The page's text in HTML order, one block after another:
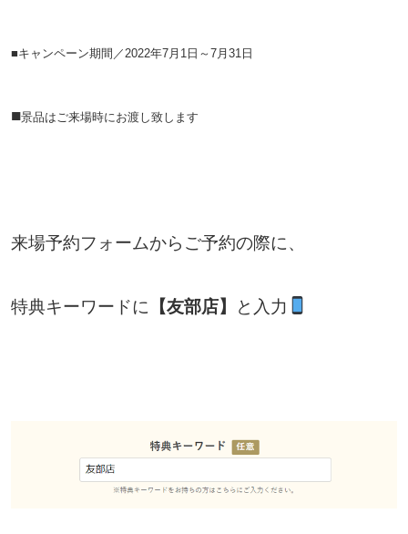
■キャンペーン期間／ 2022年7月1日～7月31日
■景品はご来場時にお渡し致します
来場予約フォームからご予約の際に、
特典キーワードに 【友部店】 と入力